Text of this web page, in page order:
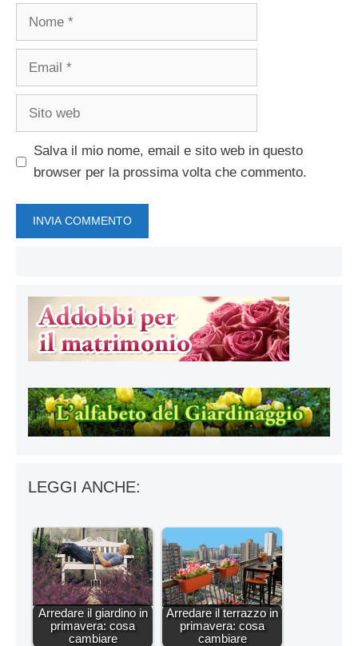
Nome
Email
Sito
Salva il mio nome, email e sito web in questo
browser per la prossima volta che commento.
LEGGI ANCHE:
Arredare il giardino in
primavera: cosa
cambiare
Arredare il terrazzo in
primavera: cosa
cambiare